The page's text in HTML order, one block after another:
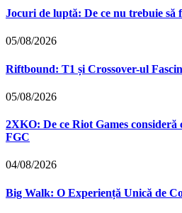
Jocuri de luptă: De ce nu trebuie să
05/08/2026
Riftbound: T1 și Crossover-ul
05/08/2026
2XKO: De ce Riot Games consideră
FGC
04/08/2026
Big Walk: O Experiență Unică de